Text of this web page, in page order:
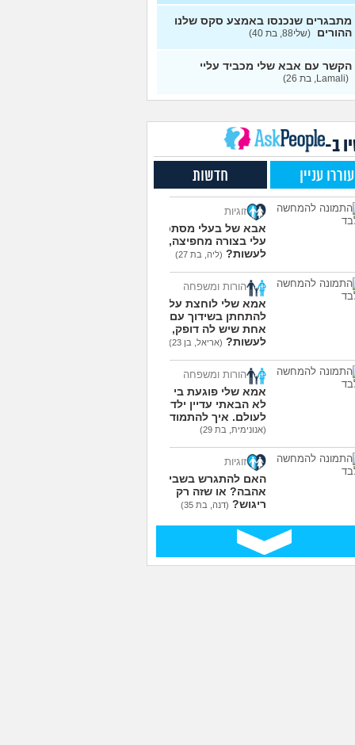
(אורי, בן 33)
שלי מדוכדכת שאני ואביה
איך מתמודדים? (.,
עצות
אפוטרופוס ואני לא מבין
שלי
(יורם, בן 23)
5
בן 10 לא רוצה שאנחנו ההורים
(גורי, בן 42)
9
הסוד הזה שגורם לריח
להשאר בבגד לאורך זמן
לומר להורים שאני רוצה
עוד שאלות חדשות במדור
מתבגרים שנכנסו באמצע סקס שלנו
ההורים (שלי88, בת 40)
הקשר עם אבא שלי מכביד עליי
(Lamali, בת 26)
ב-
עוררו עניין חדשות
זוגיות
אבא של בעלי מסתכל
עלי בצורה מחפיצה, מה
לעשות? (ליה, בת 27)
הורות ומשפחה
אמא שלי לוחצת עליי
להתחתן בשידוך עם כל
אחת שיש לה דופק, מה
לעשות? (אריאל, בן 23)
הורות ומשפחה
אמא שלי פוגעת בי כי
לא הבאתי עדיין ילדים
לעולם. איך להתמודד?
(אנונימית, בת 29)
זוגיות
האם להתגרש בשביל
אהבה? או שזה רק
ריגוש? (דנה, בת 35)